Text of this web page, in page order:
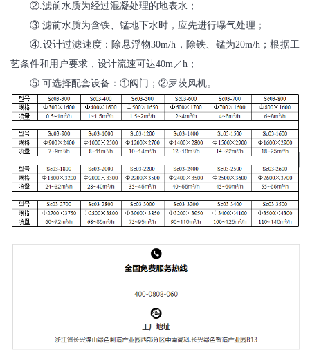
②.滤前水质为经过混凝处理的地表水；
③.滤前水质为含铁、锰地下水时，应先进行曝气处理；
④.设计过滤速度：除悬浮物30m/h ，除铁、锰为20m/h ；根据工
艺条件和用户要求，设计流速可达40m／h ；
⑤.可选择配套设备：①阀门；②罗茨风机。